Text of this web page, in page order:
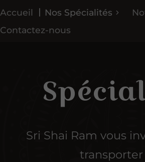
Accueil Nos Spécialités
Contactez-nous
Sri Shai Ram vous